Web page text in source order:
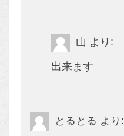
山 より:
出来ます
とるとる より: